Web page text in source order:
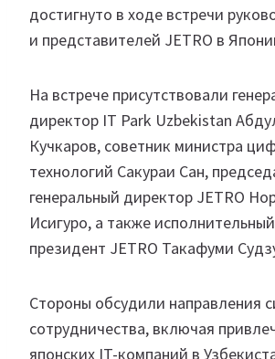
достигнуто в ходе встречи
и представителей JETRO в
На встрече присутствовали
директор IT Park Uzbekistan
Кучкаров, советник министра
технологий Сакураи Сан,
генеральный директор JETRO
Исигуро, а также
президент JETRO Такафуми
Стороны обсудили направления
сотрудничества, включая
японских IT-компаний в